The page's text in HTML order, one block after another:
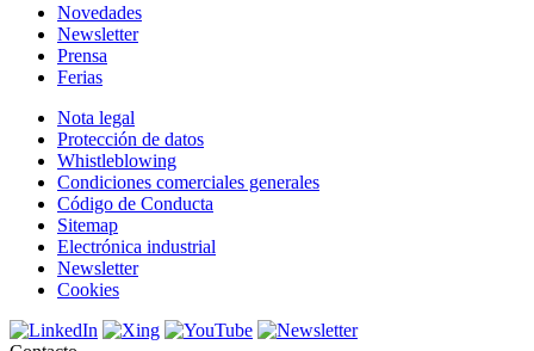
Novedades
Newsletter
Prensa
Ferias
Nota legal
Protección de datos
Whistleblowing
Condiciones comerciales generales
Código de Conducta
Sitemap
Electrónica industrial
Newsletter
Cookies